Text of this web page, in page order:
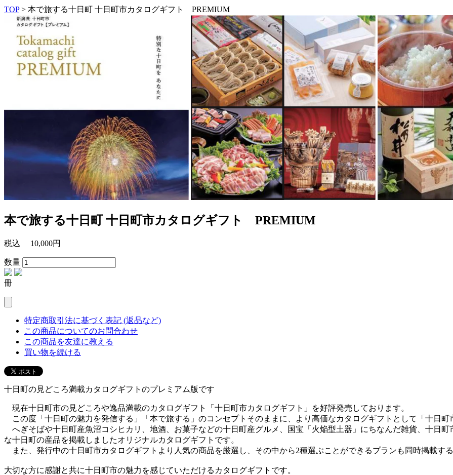
TOP> 本で旅する十日町 十日町市カタログギフト PREMIUM
本で旅する十日町 十日町市カタログギフト PREMIUM
税込 10,000円
数量
冊
特定商取引法に基づく表記 (返品など)
この商品についてのお問合わせ
この商品を友達に教える
買い物を続ける
十日町の見どころ満載カタログギフトのプレミアム版です
現在十日町市の見どころや逸品満載のカタログギフト「十日町市カタログギフト」を好評発売しております。
この度「十日町の魅力を発信する」「本で旅する」のコンセプトそのままに、より高価なカタログギフトとして「十日町
へぎそばや十日町産魚沼コシヒカリ、地酒、お菓子などの十日町産グルメ、国宝「火焔型土器」にちなんだ雑貨、十日
な十日町の産品を掲載しましたオリジナルカタログギフトです。
また、発行中の十日町市カタログギフトより人気の商品を厳選し、その中から2種選ぶことができるプランも同時掲載す
大切な方に感謝と共に十日町市の魅力を感じていただけるカタログギフトです。